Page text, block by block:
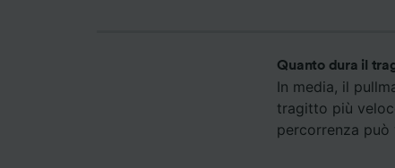
Quanto dura il
In media, il
tragitto più
percorrenza